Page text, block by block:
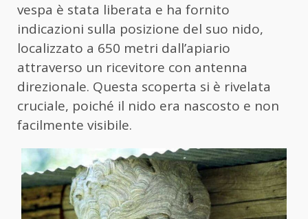
vespa è stata liberata e ha fornito
indicazioni sulla posizione del suo nido,
localizzato a 650 metri dall’apiario
attraverso un ricevitore con antenna
direzionale. Questa scoperta si è rivelata
cruciale, poiché il nido era nascosto e non
facilmente visibile.